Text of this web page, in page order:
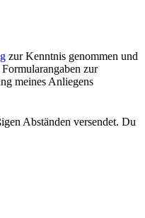
zur Kenntnis genommen und
zur
meines Anliegens
Abständen versendet. Du